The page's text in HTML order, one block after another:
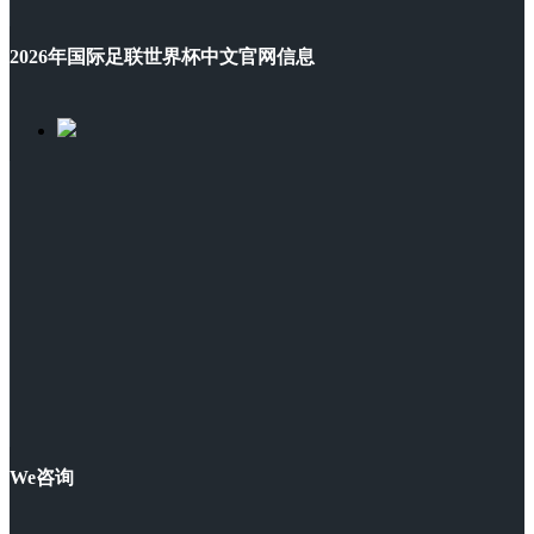
2026年国际足联世界杯中文官网信息
We咨询